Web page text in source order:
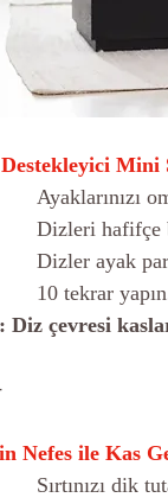
Mini
•	Ayaklarınızı
•	Dizleri
•	Dizler ayak
•	10 tekrar
Diz çevresi
Nefes ile Kas
•	Sırtınızı dik